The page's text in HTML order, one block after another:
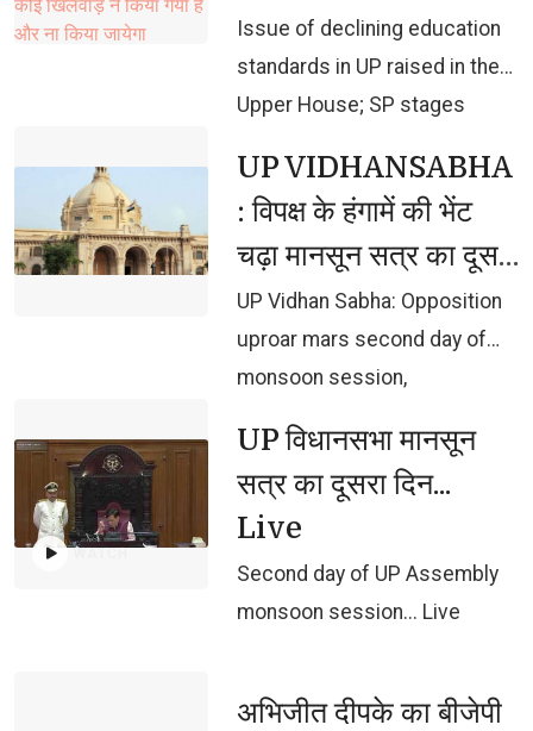
वाकआउट, मंत्री बोले:
किसी भी बच्चे के भविष्य के
साथ कोई खिलवाड़ न किया
गया है और ना किया जायेगा
Issue of declining education
standards in UP raised in the
Upper House; SP stages
child's future has been or will
be jeopardized.
UP VIDHANSABHA
: विपक्ष के हंगामें की भेंट
चढ़ा मानसून सत्र का दूसरा
दिन, 59 हजार करोड का
अनुपूरक बजट पेश
UP Vidhan Sabha: Opposition
uproar mars second day of
monsoon session,
59,000 crore presented
WATCH
UP विधानसभा मानसून
सत्र का दूसरा दिन...
Live
Second day of UP Assembly
monsoon session... Live
अभिजीत दीपके का बीजेपी